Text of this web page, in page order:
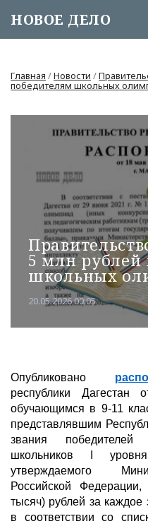
НОВОЕ ДЕЛО
или
Главная /Новости /
победителям школьных
5 млн рублей
школьных
20.05.2026 00:05
Опубликовано
республики
обучающимся в 9-11
представлявшим
звания
школьников I
утверждаемого
Российской
тысяч) рублей за каждое
в соответствии со